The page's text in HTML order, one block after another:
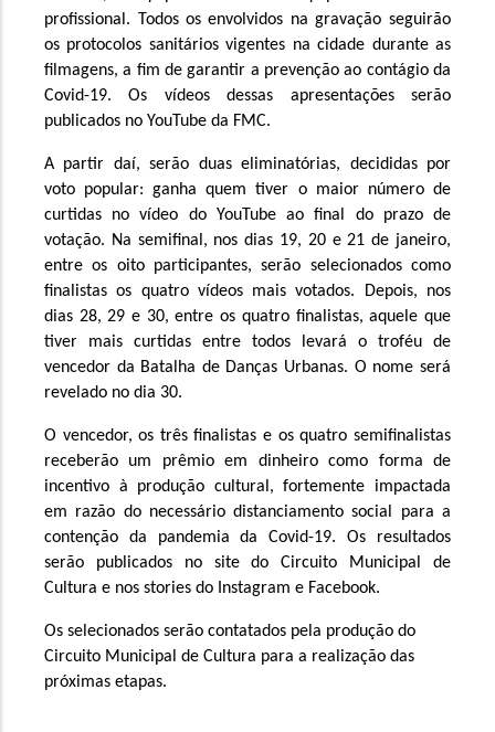
profissional. Todos os envolvidos na gravação seguirão
os protocolos sanitários vigentes na cidade durante as
filmagens, a fim de garantir a prevenção ao contágio da
Covid-19. Os vídeos dessas apresentações serão
publicados no YouTube da FMC.
A partir daí, serão duas eliminatórias, decididas por
voto popular: ganha quem tiver o maior número de
curtidas no vídeo do YouTube ao final do prazo de
votação. Na semifinal, nos dias 19, 20 e 21 de janeiro,
entre os oito participantes, serão selecionados como
finalistas os quatro vídeos mais votados. Depois, nos
dias 28, 29 e 30, entre os quatro finalistas, aquele que
tiver mais curtidas entre todos levará o troféu de
vencedor da Batalha de Danças Urbanas. O nome será
revelado no dia 30.
O vencedor, os três finalistas e os quatro semifinalistas
receberão um prêmio em dinheiro como forma de
incentivo à produção cultural, fortemente impactada
em razão do necessário distanciamento social para a
contenção da pandemia da Covid-19. Os resultados
serão publicados no site do Circuito Municipal de
Cultura e nos stories do Instagram e Facebook.
Os selecionados serão contatados pela produção do
Circuito Municipal de Cultura para a realização das
próximas etapas.